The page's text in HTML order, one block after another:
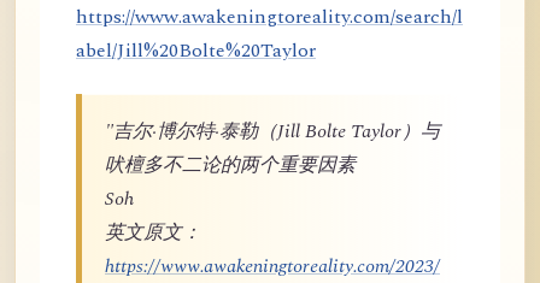
https://www.awakeningtoreality.com/search/l
abel/Jill%20Bolte%20Taylor
"吉尔·博尔特·泰勒（Jill Bolte Taylor）与
吠檀多不二论的两个重要因素
Soh
英文原文：
https://www.awakeningtoreality.com/2023/